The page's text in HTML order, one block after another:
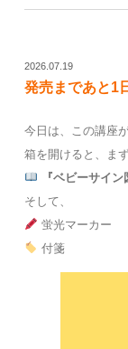
2026.07.19
発売まであと1
今日は、この講座
箱を開けると、ま
『ベビーサイン
そして、
蛍光マーカー
付箋